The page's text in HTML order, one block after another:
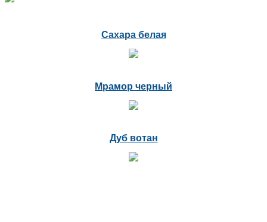
Сахара белая
Мрамор черный
Дуб вотан